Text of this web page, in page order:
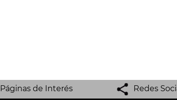
Páginas de Interés Redes